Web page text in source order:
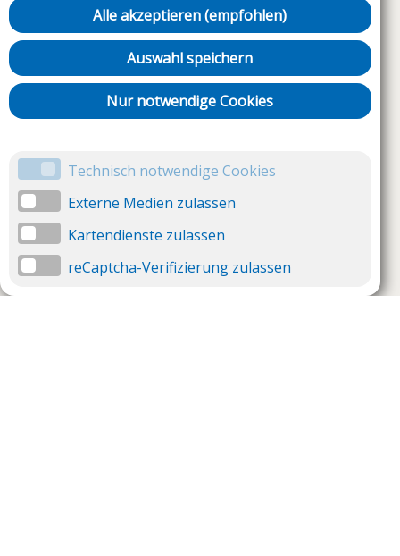
Alle akzeptieren (empfohlen)
Auswahl speichern
Nur notwendige Cookies
Technisch notwendige Cookies
Externe Medien zulassen
Kartendienste zulassen
reCaptcha-Verifizierung zulassen